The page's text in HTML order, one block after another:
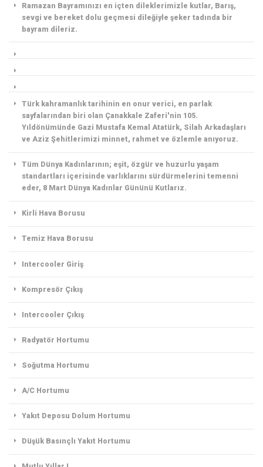
Ramazan Bayramınızı en içten dileklerimizle kutlar, Barış,
sevgi ve bereket dolu geçmesi dileğiyle şeker tadında bir
bayram dileriz.
Türk kahramanlık tarihinin en onur verici, en parlak
sayfalarından biri olan Çanakkale Zaferi'nin 105.
Yıldönümünde Gazi Mustafa Kemal Atatürk, Silah Arkadaşları
ve Aziz Şehitlerimizi minnet, rahmet ve özlemle anıyoruz.
Tüm Dünya Kadınlarının; eşit, özgür ve huzurlu yaşam
standartları içerisinde varlıklarını sürdürmelerini temenni
eder, 8 Mart Dünya Kadınlar Gününü Kutlarız.
Kirli Hava Borusu
Temiz Hava Borusu
Intercooler Giriş
Kompresör Çıkış
Intercooler Çıkış
Radyatör Hortumu
Soğutma Hortumu
A/C Hortumu
Yakıt Deposu Dolum Hortumu
Düşük Basınçlı Yakıt Hortumu